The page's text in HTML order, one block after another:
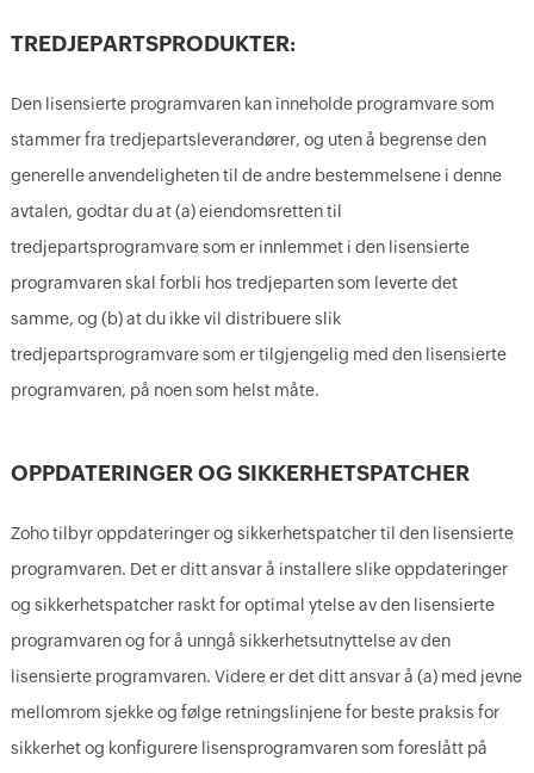
TREDJEPARTSPRODUKTER:
Den lisensierte programvaren kan inneholde programvare som
stammer fra tredjepartsleverandører, og uten å begrense den
generelle anvendeligheten til de andre bestemmelsene i denne
avtalen, godtar du at (a) eiendomsretten til
tredjepartsprogramvare som er innlemmet i den lisensierte
programvaren skal forbli hos tredjeparten som leverte det
samme, og (b) at du ikke vil distribuere slik
tredjepartsprogramvare som er tilgjengelig med den lisensierte
programvaren, på noen som helst måte.
OPPDATERINGER OG SIKKERHETSPATCHER
Zoho tilbyr oppdateringer og sikkerhetspatcher til den lisensierte
programvaren. Det er ditt ansvar å installere slike oppdateringer
og sikkerhetspatcher raskt for optimal ytelse av den lisensierte
programvaren og for å unngå sikkerhetsutnyttelse av den
lisensierte programvaren. Videre er det ditt ansvar å (a) med jevne
mellomrom sjekke og følge retningslinjene for beste praksis for
sikkerhet og konfigurere lisensprogramvaren som foreslått på